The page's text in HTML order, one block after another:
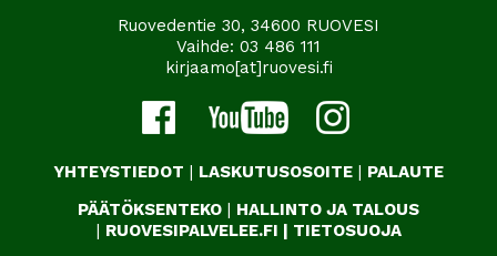
Ruovedentie 30, 34600 RUOVESI
Vaihde: 03 486 111
kirjaamo[at]ruovesi.fi
YHTEYSTIEDOT | LASKUTUSOSOITE | PALAUTE
PÄÄTÖKSENTEKO | HALLINTO JA TALOUS
| RUOVESIPALVELEE.FI | TIETOSUOJA